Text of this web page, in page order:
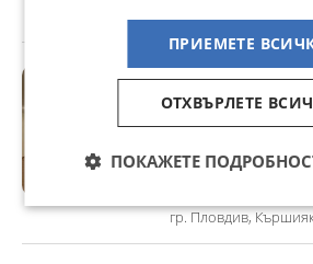
гр. Пловдив, Център,
Продава ОФИС,
Пловдив,
280 000 €
547 632,40
гр. Пловдив,
ПРИЕМЕТЕ
ОТХВЪРЛЕТЕ
ПОКАЖЕТЕ